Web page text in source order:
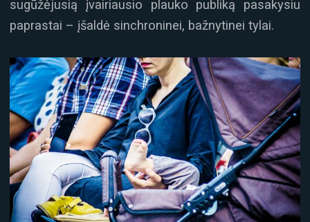
sugūžėjusią įvairiausio plauko publiką pasakysiu
paprastai – įšaldė sinchroninei, bažnytinei tylai.